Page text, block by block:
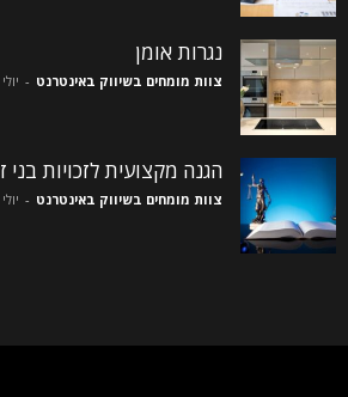
נגרות אומן
צוות מומחים בשיווק באינטרנט - יולי 22, 2026
הגנה מקצועית לזכויות בני
צוות מומחים בשיווק באינטרנט - יולי 17, 2026